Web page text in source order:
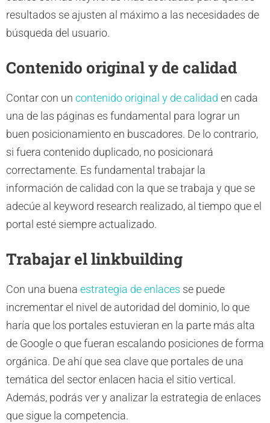
resultados se ajusten al máximo a las necesidades de
búsqueda del usuario.
Contenido original y de calidad
Contar con un contenido original y de calidad en cada
una de las páginas es fundamental para lograr un
buen posicionamiento en buscadores. De lo contrario,
si fuera contenido duplicado, no posicionará
correctamente. Es fundamental trabajar la
información de calidad con la que se trabaja y que se
adecúe al keyword research realizado, al tiempo que el
portal esté siempre actualizado.
Trabajar el linkbuilding
Con una buena estrategia de enlaces se puede
incrementar el nivel de autoridad del dominio, lo que
haría que los portales estuvieran en la parte más alta
de Google o que fueran escalando posiciones de forma
orgánica. De ahí que sea clave que portales de una
temática del sector enlacen hacia el sitio vertical.
Además, podrás ver y analizar la estrategia de enlaces
que sigue la competencia.